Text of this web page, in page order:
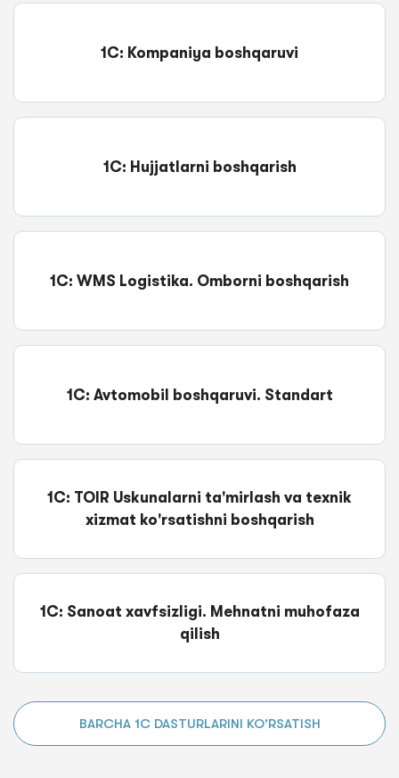
1C: Kompaniya boshqaruvi
1C: Hujjatlarni boshqarish
1C: WMS Logistika. Omborni boshqarish
1C: Avtomobil boshqaruvi. Standart
1C: TOIR Uskunalarni ta'mirlash va texnik
xizmat ko'rsatishni boshqarish
1C: Sanoat xavfsizligi. Mehnatni muhofaza
qilish
BARCHA 1C DASTURLARINI KO'RSATISH